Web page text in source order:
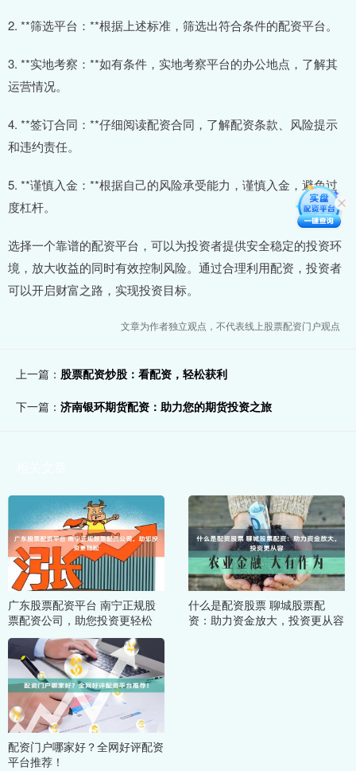
2. **筛选平台：**根据上述标准，筛选出符合条件的配资平台。
3. **实地考察：**如有条件，实地考察平台的办公地点，了解其
运营情况。
4. **签订合同：**仔细阅读配资合同，了解配资条款、风险提示
和违约责任。
5. **谨慎入金：**根据自己的风险承受能力，谨慎入金，避免过
度杠杆。
选择一个靠谱的配资平台，可以为投资者提供安全稳定的投资环
境，放大收益的同时有效控制风险。通过合理利用配资，投资者
可以开启财富之路，实现投资目标。
文章为作者独立观点，不代表线上股票配资门户观点
上一篇： 股票配资炒股：看配资，轻松获利
下一篇： 济南银环期货配资：助力您的期货投资之旅
广东股票配资平台 南宁正规股
票配资公司，助您投资更轻松
什么是配资股票 聊城股票配
资：助力资金放大，投资更从容
配资门户哪家好？全网好评配资
平台推荐！